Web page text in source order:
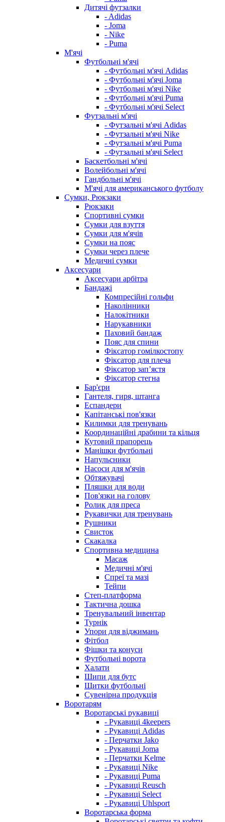
Дитячі футзалки
- Adidas
- Joma
- Nike
- Puma
М'ячі
Футбольні м'ячі
- Футбольні м'ячі Adidas
- Футбольні м'ячі Joma
- Футбольні м'ячі Nike
- Футбольні м'ячі Puma
- Футбольні м'ячі Select
Футзальні м'ячі
- Футзальні м'ячі Adidas
- Футзальні м'ячі Nike
- Футзальні м'ячі Puma
- Футзальні м'ячі Select
Баскетбольні м'ячі
Волейбольні м'ячі
Гандбольні м'ячі
М'ячі для американського футболу
Сумки, Рюкзаки
Рюкзаки
Спортивні сумки
Сумки для взуття
Сумки для м'ячів
Сумки на пояс
Сумки через плече
Медичні сумки
Аксесуари
Аксесуари арбітра
Бандажі
Компресійні гольфи
Наколінники
Налокітники
Нарукавники
Паховий бандаж
Пояс для спини
Фіксатор гомілкостопу
Фіксатор для плеча
Фіксатор запʼястя
Фіксатор стегна
Бар'єри
Гантеля, гиря, штанга
Еспандери
Капітанські пов'язки
Килимки для тренувань
Координаційні драбини та кільця
Кутовий прапорець
Манішки футбольні
Напульсники
Насоси для м'ячів
Обтяжувачі
Пляшки для води
Пов'язки на голову
Ролик для преса
Рукавички для тренувань
Рушники
Свисток
Скакалка
Спортивна медицина
Масаж
Медичні м'ячі
Спреї та мазі
Тейпи
Степ-платформа
Тактична дошка
Тренувальний інвентар
Турнік
Упори для віджимань
Фітбол
Фішки та конуси
Футбольні ворота
Халати
Шипи для бутс
Щитки футбольні
Сувенірна продукція
Воротарям
Воротарські рукавиці
- Рукавиці 4keepers
- Рукавиці Adidas
- Перчатки Jako
- Рукавиці Joma
- Перчатки Kelme
- Рукавиці Nike
- Рукавиці Puma
- Рукавиці Reusch
- Рукавиці Select
- Рукавиці Uhlsport
Воротарська форма